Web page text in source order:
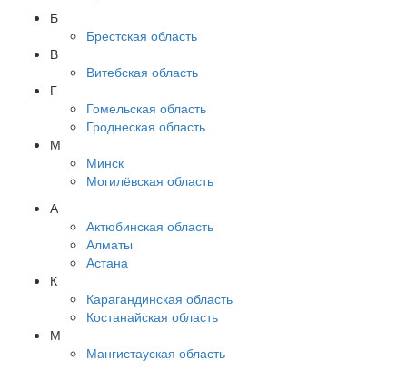
Б
Брестская область
В
Витебская область
Г
Гомельская область
Гроднеская область
М
Минск
Могилёвская область
А
Актюбинская область
Алматы
Астана
К
Карагандинская область
Костанайская область
М
Мангистауская область